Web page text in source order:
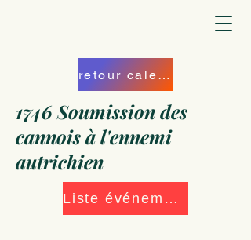
retour calendrier
1746 Soumission des
cannois à l'ennemi
autrichien
Liste événements